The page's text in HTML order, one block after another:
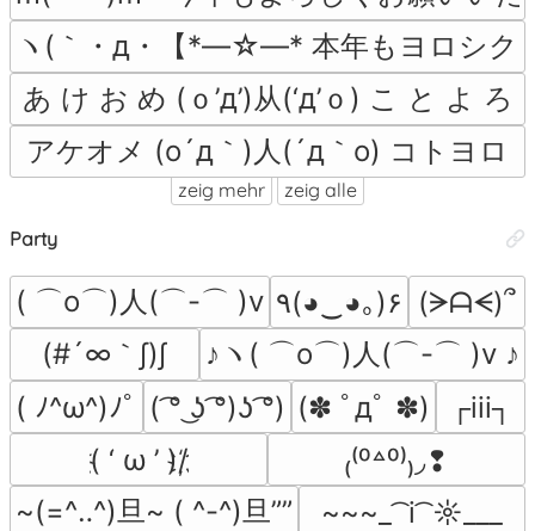
ヽ(｀・д・【*―☆―* 本年もヨロシ
あ け お め (ｏ’д’)从(‘д’ｏ) こ と よ ろ
アケオメ (o´д｀)人(´д｀o) コトヨロ
zeig mehr zeig alle
Party
( ⌒o⌒)人(⌒-⌒ )v ٩(◕‿◕｡)۶ (ᗒᗩᗕ)՞
(#´∞｀∫)∫
♪ヽ( ⌒o⌒)人(⌒-⌒ )v ♪
( ﾉ^ω^)ﾉﾟ ( ͡° ͜ʖ ͡°)ʖ ͡°) (✽ ﾟдﾟ ✽)
┌iii┐
҉( ‘ ω ’ )/҉
₍⁽⁰꒫⁰⁾₎◞❢
~(=^‥^)旦~ ( ^-^)旦””
~~~_ ͡ i ͡ ☼___